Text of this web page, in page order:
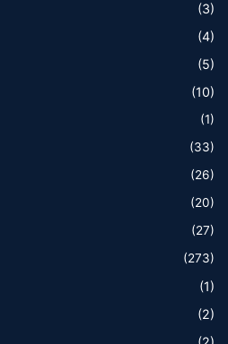
(3)
(4)
(5)
(10)
(1)
(33)
(26)
(20)
(27)
(273)
(1)
(2)